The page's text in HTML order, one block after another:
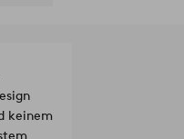
keinem